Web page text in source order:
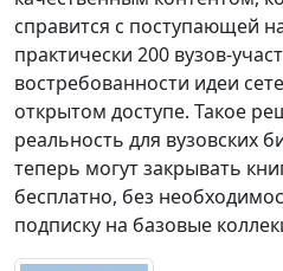
справится с поступающей
практически 200 вузов-
востребованности идеи
открытом доступе. Такое
реальность для вузовских
теперь могут закрывать
бесплатно, без
подписку на базовые